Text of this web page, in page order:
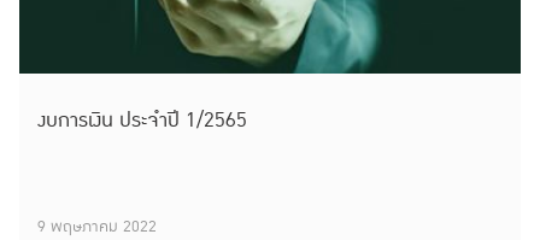
งบการเงิน ประจำปี 1/2565
9 พฤษภาคม 2022